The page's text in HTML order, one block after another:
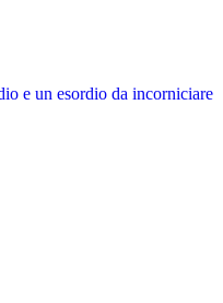
e un esordio da incorniciare